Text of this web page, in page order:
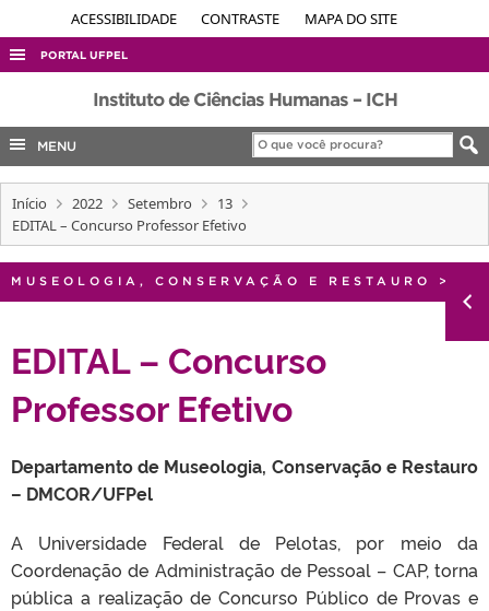
ACESSIBILIDADE CONTRASTE MAPA DO SITE
PORTAL UFPEL
ACESSO À INFORMAÇÃO
AUDITORIA
COBALTO
CONCURSOS
INTERNACIONAL
PORTARIAS
Instituto de Ciências Humanas – ICH
MENU
Início 2022 Setembro
13
EDITAL – Concurso Professor Efetivo
MUSEOLOGIA, CONSERVAÇÃO E RESTAURO >
EDITAL – Concurso
Professor Efetivo
Departamento de Museologia, Conservação e Restauro
– DMCOR/UFPel
A Universidade Federal de Pelotas, por meio da
Coordenação de Administração de Pessoal – CAP, torna
pública a realização de Concurso Público de Provas e